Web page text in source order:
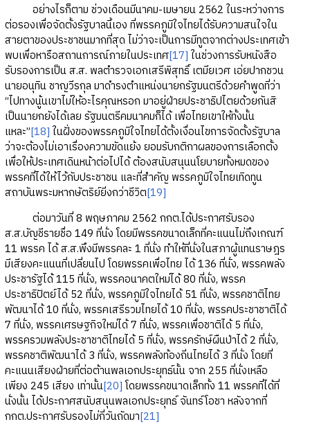
อย่างไรก็ตาม ช่วงเดือนมีนาคม-เมษายน 2562 ในระหว่างการ
ต่อรองเพื่อจัดตั้งรัฐบาลนี้เอง ที่พรรคภูมิใจไทยได้รับความสนใจใน
สายตาของประชาชนมากที่สุด ไม่ว่าจะเป็นการมีทูตจากต่างประเทศเข้า
พบเพื่อหารือสถานการณ์ภายในประเทศ[17] ในช่วงการรับหนังสือ
รับรองการเป็น ส.ส. พลตำรวจเอกเสรีพิสุทธิ์ เตมียเวศ เอ่ยปากชวน
นายอนุทิน ชาญวีรกุล มาดำรงตำแหน่งนายกรัฐมนตรีด้วยคำพูดที่ว่า
“ไปทางนู้นเขาไม่ให้อะไรคุณหรอก มาอยู่ฝ่ายประชาธิปไตยด้วยกันสิ
เป็นนายกยังได้เลย รัฐมนตรีคมนาคมก็ได้ เพื่อไทยเขาให้ทั้งนั้น
แหละ”[18] ในฝั่งของพรรคภูมิใจไทยได้ตั้งเงื่อนไขการจัดตั้งรัฐบาล
ว่าจะต้องไม่เอาเรื่องความขัดแย้ง ยอมรับกติกาผลของการเลือกตั้ง
เพื่อให้ประเทศเดินหน้าต่อไปได้ ต้องสนับสนุนนโยบายทั้งหมดของ
พรรคที่ได้ให้ไว้กับประชาชน และที่สำคัญ พรรคภูมิใจไทยเทิดทูน
สถาบันพระมหากษัตริย์ยิ่งกว่าชีวิต[19]
ต่อมาวันที่ 8 พฤษภาคม 2562 กกต.ได้ประกาศรับรอง
ส.ส.บัญชีรายชื่อ 149 ที่นั่ง โดยมีพรรคขนาดเล็กที่คะแนนไม่ถึงเกณฑ์
11 พรรค ได้ ส.ส.พึงมีพรรคละ 1 ที่นั่ง ทำให้ที่นั่งในสภาผู้แทนราษฎร
มีเสียงคะแนนที่เปลี่ยนไป โดยพรรคเพื่อไทย ได้ 136 ที่นั่ง, พรรคพลัง
ประชารัฐได้ 115 ที่นั่ง, พรรคอนาคตใหม่ได้ 80 ที่นั่ง, พรรค
ประชาธิปัตย์ได้ 52 ที่นั่ง, พรรคภูมิใจไทยได้ 51 ที่นั่ง, พรรคชาติไทย
พัฒนาได้ 10 ที่นั่ง, พรรคเสรีรวมไทยได้ 10 ที่นั่ง, พรรคประชาชาติได้
7 ที่นั่ง, พรรคเศรษฐกิจใหม่ได้ 7 ที่นั่ง, พรรคเพื่อชาติได้ 5 ที่นั่ง,
พรรครวมพลังประชาชาติไทยได้ 5 ที่นั่ง, พรรครักษ์ผืนป่าได้ 2 ที่นั่ง,
พรรคชาติพัฒนาได้ 3 ที่นั่ง, พรรคพลังท้องถิ่นไทยได้ 3 ที่นั่ง โดยที่
คะแนนเสียงฝ่ายที่ต่อต้านพลเอกประยุทธ์นั้น จาก 255 ที่นั่งเหลือ
เพียง 245 เสียง เท่านั้น[20]โดยพรรคขนาดเล็กทั้ง 11 พรรคที่ได้ที่
นั่งนั้น ได้ประกาศสนับสนุนพลเอกประยุทธ์ จันทร์โอชา หลังจากที่
กกต.ประกาศรับรองไม่กี่วันถัดมา[21]